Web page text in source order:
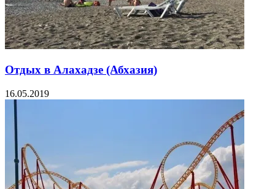
Отдых в Алахадзе (Абхазия)
16.05.2019